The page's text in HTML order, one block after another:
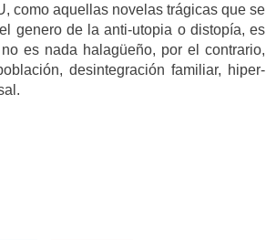
como aquellas novelas trágicas que se
genero de la anti-utopia o distopía, es
es nada halagüeño, por el contrario,
desintegración familiar, hiper-